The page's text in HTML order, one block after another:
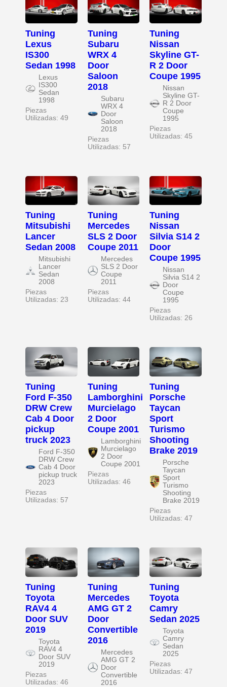
Tuning
Lexus
IS300
Sedan 1998
Lexus
IS300
Sedan
1998
Piezas
Utilizadas: 49
Tuning
Subaru
WRX 4
Door
Saloon
2018
Subaru
WRX 4
Door
Saloon
2018
Piezas
Utilizadas: 57
Tuning
Nissan
Skyline GT-
R 2 Door
Coupe 1995
Nissan
Skyline GT-
R 2 Door
Coupe
1995
Piezas
Utilizadas: 45
Tuning
Mitsubishi
Lancer
Sedan 2008
Mitsubishi
Lancer
Sedan
2008
Piezas
Utilizadas: 23
Tuning
Mercedes
SLS 2 Door
Coupe 2011
Mercedes
SLS 2 Door
Coupe
2011
Piezas
Utilizadas: 44
Tuning
Nissan
Silvia S14 2
Door
Coupe 1995
Nissan
Silvia S14 2
Door
Coupe
1995
Piezas
Utilizadas: 26
Tuning
Ford F-350
DRW Crew
Cab 4 Door
pickup
truck 2023
Ford F-350
DRW Crew
Cab 4 Door
pickup truck
2023
Piezas
Utilizadas: 57
Tuning
Lamborghini
Murcielago
2 Door
Coupe 2001
Lamborghini
Murcielago
2 Door
Coupe 2001
Piezas
Utilizadas: 46
Tuning
Porsche
Taycan
Sport
Turismo
Shooting
Brake 2019
Porsche
Taycan
Sport
Turismo
Shooting
Brake 2019
Piezas
Utilizadas: 47
Tuning
Toyota
RAV4 4
Door SUV
2019
Toyota
RAV4 4
Door SUV
2019
Piezas
Utilizadas: 46
Tuning
Mercedes
AMG GT 2
Door
Convertible
2016
Mercedes
AMG GT 2
Door
Convertible
2016
Tuning
Toyota
Camry
Sedan 2025
Toyota
Camry
Sedan
2025
Piezas
Utilizadas: 47